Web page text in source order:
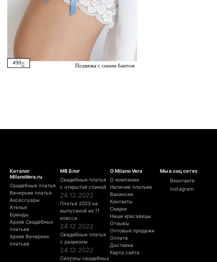
490 Подвязка с синим бантом
Каталог
MilanoVera.ru
Свадебные платья
Вечерние платья
Аксессуары
Ателье
Бренды
Архив Свадебных
платьев
Архив Вечерних
платьев
МВ Блог
Свадебные платья
с открытой спиной
24.12.2022
Платья 2023 на
выпускной из 11
класса
24.12.2022
Свадебные платья
с разрезом
24.12.2022
Силуэты свадебных
О Milano Vera
О компании
Наличие платьев
Вакансии
Контакты
Скидки
Наши красавицы
Отзывы
Оптовые продажи
Оплата
Доставка
Карта сайта
Мы в соц сетях
Вконтакте
Instagram